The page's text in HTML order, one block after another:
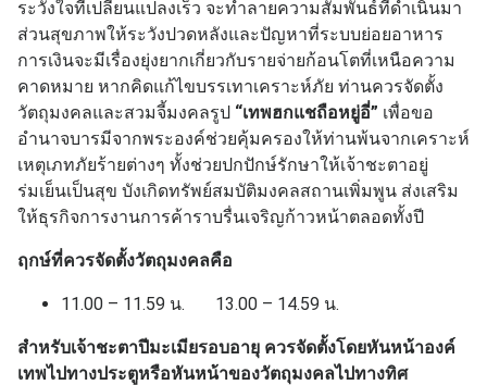
ระวังใจที่เปลี่ยนแปลงเร็ว จะทำลายความสัมพันธ์ที่ดำเนินมา
ส่วนสุขภาพให้ระวังปวดหลังและปัญหาที่ระบบย่อยอาหาร
การเงินจะมีเรื่องยุ่งยากเกี่ยวกับรายจ่ายก้อนโตที่เหนือความ
คาดหมาย หากคิดแก้ไขบรรเทาเคราะห์ภัย ท่านควรจัดตั้ง
วัตถุมงคลและสวมจี้มงคลรูป “เทพฮกแชถือหยู่อี่” เพื่อขอ
อำนาจบารมีจากพระองค์ช่วยคุ้มครองให้ท่านพ้นจากเคราะห์
เหตุเภทภัยร้ายต่างๆ ทั้งช่วยปกปักษ์รักษาให้เจ้าชะตาอยู่
ร่มเย็นเป็นสุข บังเกิดทรัพย์สมบัติมงคลสถานเพิ่มพูน ส่งเสริม
ให้ธุรกิจการงานการค้าราบรื่นเจริญก้าวหน้าตลอดทั้งปี
ฤกษ์ที่ควรจัดตั้งวัตถุมงคลคือ
11.00 – 11.59 น. 13.00 – 14.59 น.
สำหรับเจ้าชะตาปีมะเมียรอบอายุ ควรจัดตั้งโดยหันหน้าองค์
เทพไปทางประตูหรือหันหน้าของวัตถุมงคลไปทางทิศ